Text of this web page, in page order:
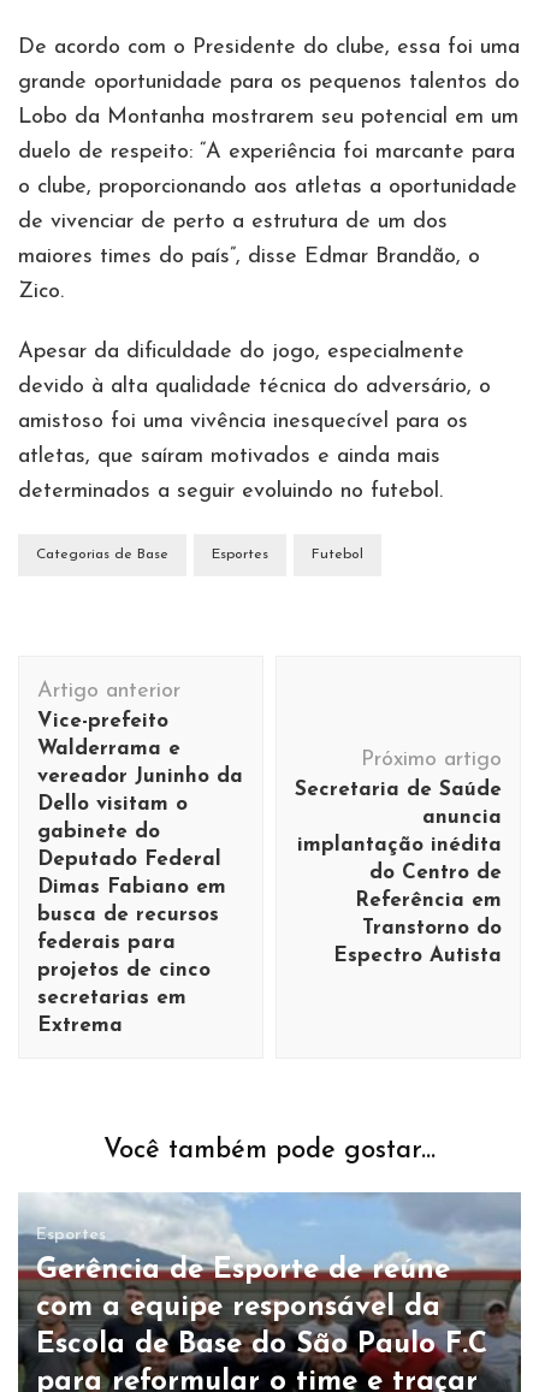
De acordo com o Presidente do clube, essa foi uma
grande oportunidade para os pequenos talentos do
Lobo da Montanha mostrarem seu potencial em um
duelo de respeito: “A experiência foi marcante para
o clube, proporcionando aos atletas a oportunidade
de vivenciar de perto a estrutura de um dos
maiores times do país”, disse Edmar Brandão, o
Zico.
Apesar da dificuldade do jogo, especialmente
devido à alta qualidade técnica do adversário, o
amistoso foi uma vivência inesquecível para os
atletas, que saíram motivados e ainda mais
determinados a seguir evoluindo no futebol.
Categorias de Base Esportes Futebol
Navegação
de
post
Artigo anterior
Vice-prefeito
Walderrama e
vereador Juninho da
Dello visitam o
gabinete do
Deputado Federal
Dimas Fabiano em
busca de recursos
federais para
projetos de cinco
secretarias em
Extrema
Próximo artigo
Secretaria de Saúde
anuncia
implantação inédita
do Centro de
Referência em
Transtorno do
Espectro Autista
Você também pode gostar...
Esportes
Gerência de Esporte de reúne
com a equipe responsável da
Escola de Base do São Paulo F.C
para reformular o time e traçar